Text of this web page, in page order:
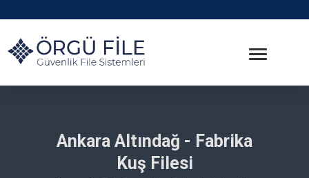
Ankara Altındağ - Fabrika
Kuş Filesi